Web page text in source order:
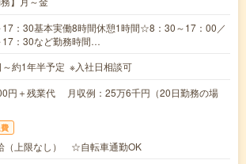
：30基本実働8時間休憩1時間☆8：30～17：00／
17：30など勤務時間…
約1年半予定 ※入社日相談可
円＋残業代 月収例：25万6千円（20日勤務の場
（上限なし） ☆自転車通勤OK